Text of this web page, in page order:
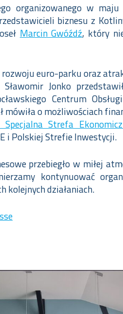
organizowanego w
biznesu z
Marcin Gwóźdź, który
euro-parku oraz
Sławomir Jonko
Centrum
mówiła o możliwościach
Specjalna Strefa
i Polskiej Strefie Inwestycji.
przebiegło w miłej
kontynuować
kolejnych działaniach.